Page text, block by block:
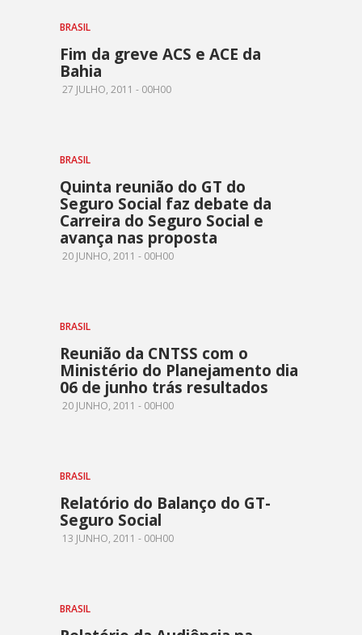
BRASIL
Fim da greve ACS e ACE da
Bahia
27 JULHO, 2011 - 00H00
BRASIL
Quinta reunião do GT do
Seguro Social faz debate da
Carreira do Seguro Social e
avança nas proposta
20 JUNHO, 2011 - 00H00
BRASIL
Reunião da CNTSS com o
Ministério do Planejamento dia
06 de junho trás resultados
20 JUNHO, 2011 - 00H00
BRASIL
Relatório do Balanço do GT-
Seguro Social
13 JUNHO, 2011 - 00H00
BRASIL